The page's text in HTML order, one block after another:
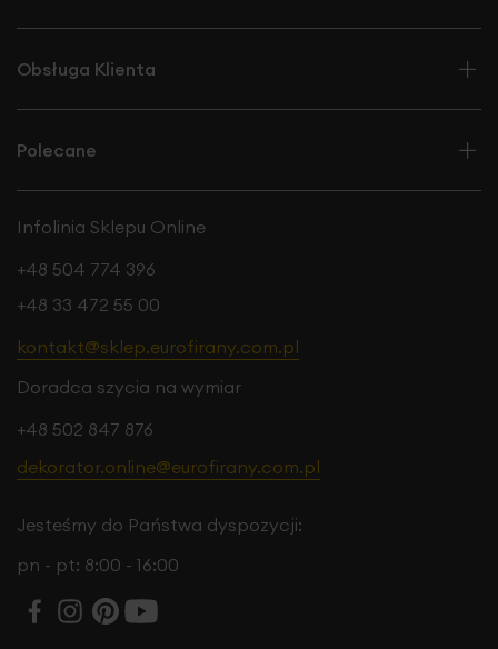
Obsługa Klienta
Polecane
Infolinia Sklepu Online
+48 504 774 396
+48 33 472 55 00
kontakt@sklep.eurofirany.com.pl
Doradca szycia na wymiar
+48 502 847 876
dekorator.online@eurofirany.com.pl
Jesteśmy do Państwa dyspozycji:
pn - pt: 8:00 - 16:00